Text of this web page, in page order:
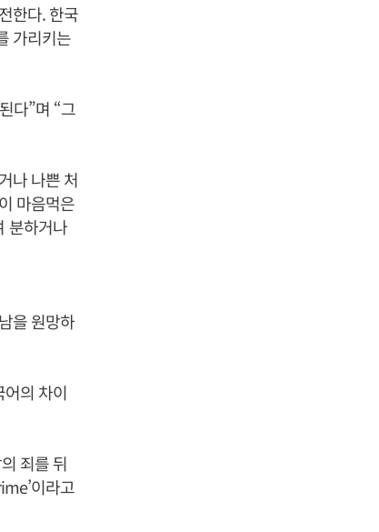
한다. 한국
가리키는
다”며 “그
나 나쁜 처
마음먹은
분하거나
을 원망하
의 차이
죄를 뒤
이라고